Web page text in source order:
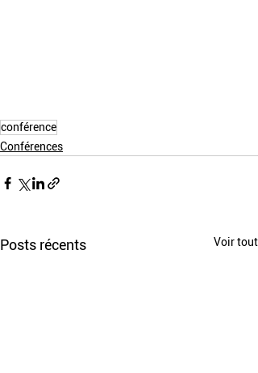
conférence
Conférences
Posts récents Voir tout